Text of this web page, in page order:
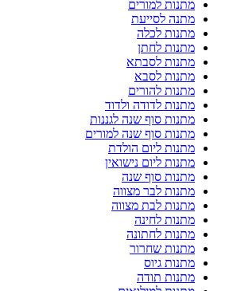
מתנות למורים
מתנה לסייעת
מתנות לכלה
מתנות לחתן
מתנות לסבתא
מתנות לסבא
מתנות להורים
מתנות לדודה ולדוד
מתנות סוף שנה לגננות
מתנות סוף שנה למורים
מתנות ליום הולדת
מתנות ליום נישואין
מתנות סוף שנה
מתנות לבר מצווה
מתנות לבת מצווה
מתנות לחינה
מתנות לחתונה
מתנות שחרור
מתנות גיוס
מתנות תודה